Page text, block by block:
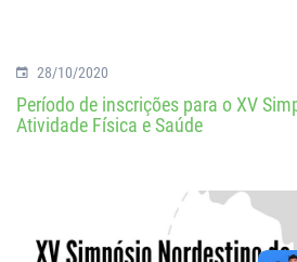
28/10/2020
Período de inscrições para o XV
Atividade Física e Saúde